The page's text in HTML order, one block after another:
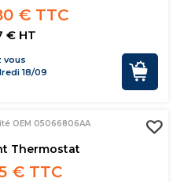
€ TTC
€ HT
vous
18/09
OEM 05066806AA
Thermostat
€ TTC